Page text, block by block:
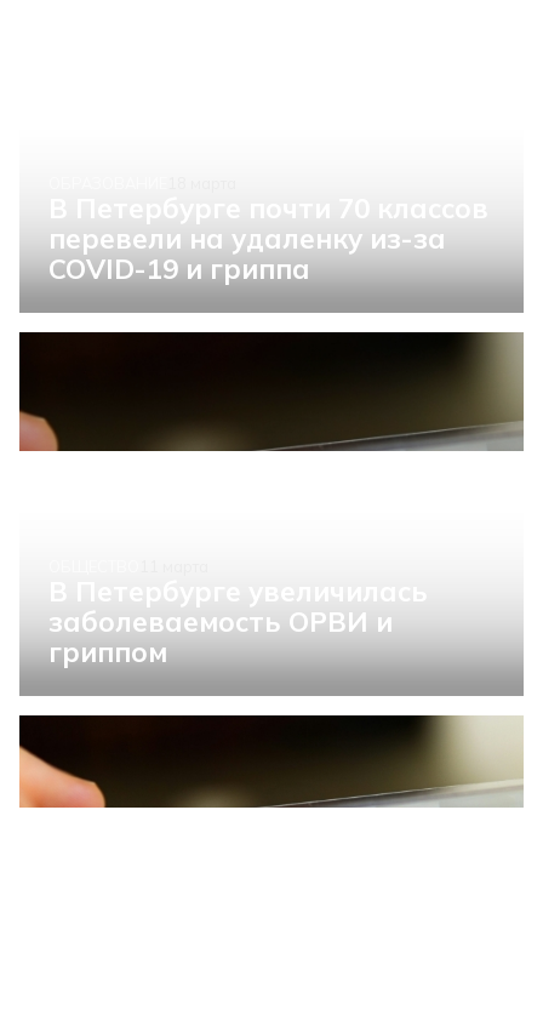
перевели на удаленку из-за
COVID-19 и гриппа
заболеваемость ОРВИ и
гриппом